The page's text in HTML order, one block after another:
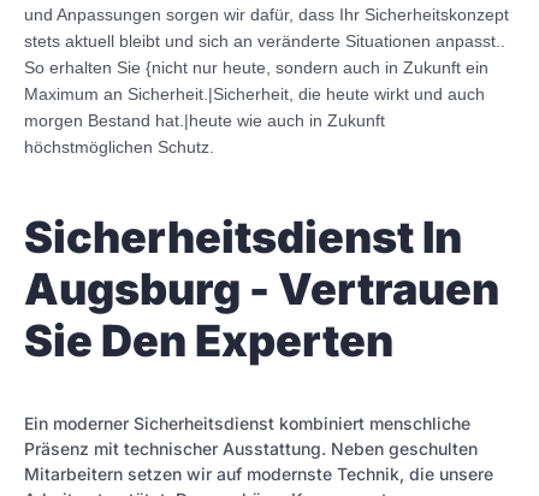
und Anpassungen sorgen wir dafür, dass Ihr Sicherheitskonzept
stets aktuell bleibt und sich an veränderte Situationen anpasst..
So erhalten Sie {nicht nur heute, sondern auch in Zukunft ein
Maximum an Sicherheit.|Sicherheit, die heute wirkt und auch
morgen Bestand hat.|heute wie auch in Zukunft
höchstmöglichen Schutz.
Sicherheitsdienst In
Augsburg - Vertrauen
Sie Den Experten
Ein moderner Sicherheitsdienst kombiniert menschliche
Präsenz mit technischer Ausstattung. Neben geschulten
Mitarbeitern setzen wir auf modernste Technik, die unsere